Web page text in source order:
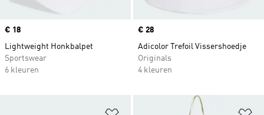
Price
€ 18
Lightweight Honkbalpet
Sportswear
6 kleuren
Price
€ 28
Adicolor Trefoil Vissershoedje
Originals
4 kleuren
Op verlanglijst zetten